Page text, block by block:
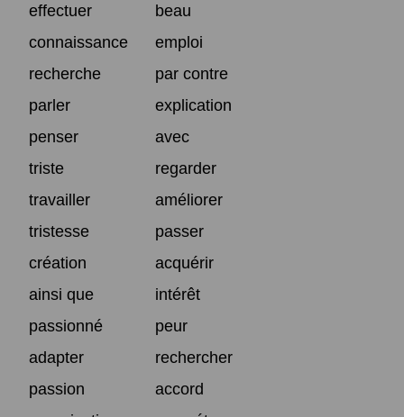
effectuer
beau
connaissance
emploi
recherche
par contre
parler
explication
penser
avec
triste
regarder
travailler
améliorer
tristesse
passer
création
acquérir
ainsi que
intérêt
passionné
peur
adapter
rechercher
passion
accord